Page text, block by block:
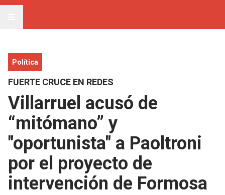
Política
FUERTE CRUCE EN REDES
Villarruel acusó de
“mitómano” y
"oportunista" a Paoltroni
por el proyecto de
intervención de Formosa